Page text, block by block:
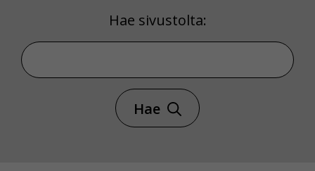
Hae sivustolta:
Hae sivustolta
Hae